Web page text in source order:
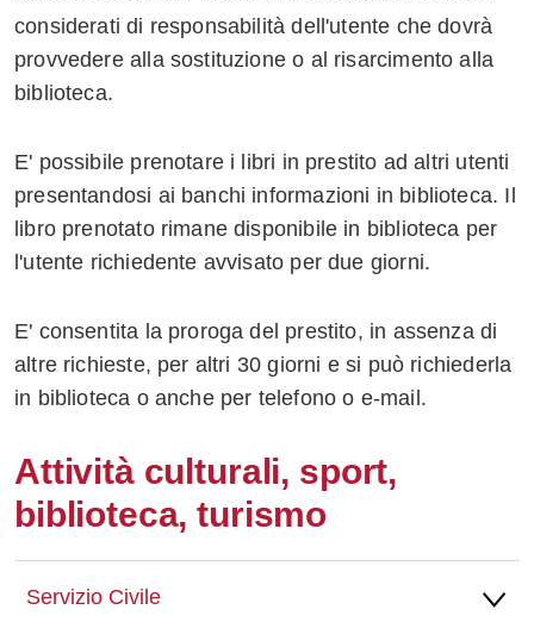
considerati di responsabilità dell'utente che dovrà
provvedere alla sostituzione o al risarcimento alla
biblioteca.
E' possibile prenotare i libri in prestito ad altri utenti
presentandosi ai banchi informazioni in biblioteca. Il
libro prenotato rimane disponibile in biblioteca per
l'utente richiedente avvisato per due giorni.
E' consentita la proroga del prestito, in assenza di
altre richieste, per altri 30 giorni e si può richiederla
in biblioteca o anche per telefono o e-mail.
Attività culturali, sport,
biblioteca, turismo
Servizio Civile